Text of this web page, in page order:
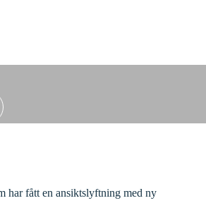
har fått en ansiktslyftning med ny